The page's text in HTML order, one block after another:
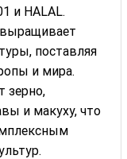
и HALAL.
поставляя
и мира.
зерно,
и макуху, что